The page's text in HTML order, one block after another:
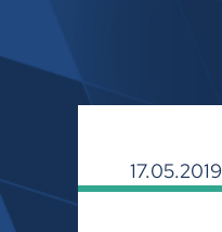
17.05.2019